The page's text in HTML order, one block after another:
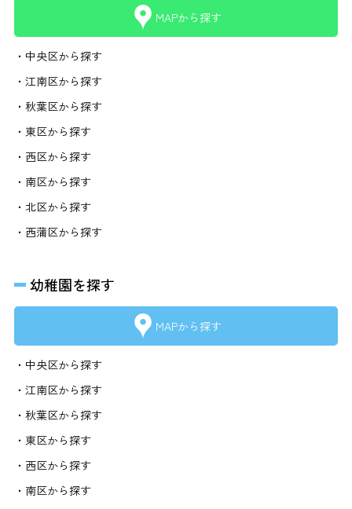
MAPから探す
・中央区から探す
・江南区から探す
・秋葉区から探す
・東区から探す
・西区から探す
・南区から探す
・北区から探す
・西蒲区から探す
幼稚園を探す
MAPから探す
・中央区から探す
・江南区から探す
・秋葉区から探す
・東区から探す
・西区から探す
・南区から探す